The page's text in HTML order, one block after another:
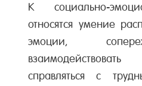
К социально-
относятся умение
эмоции,
справляться с